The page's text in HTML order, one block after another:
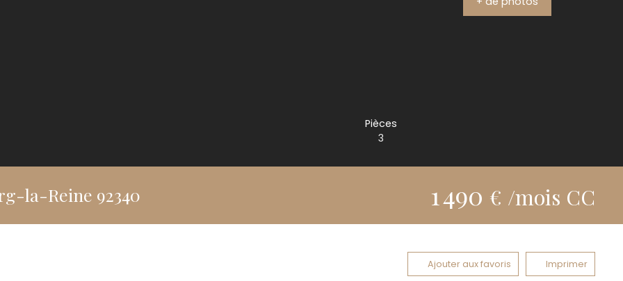
Pièces
3
la-Reine 92340 1 490 € /mois CC
Ajouter aux favoris Imprimer